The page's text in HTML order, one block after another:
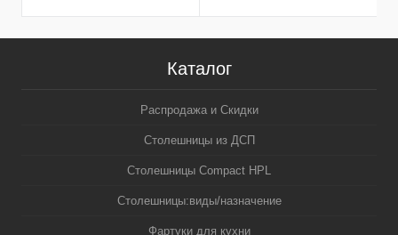
Каталог
Распродажа и Скидки
Столешницы из ДСП
Столешницы Compact HPL
Столешницы:виды/назначение
Фартуки для кухни